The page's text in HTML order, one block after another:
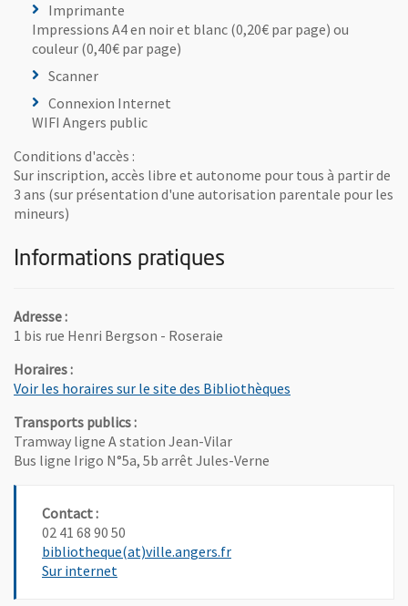
Imprimante
Impressions A4 en noir et blanc (0,20€ par page) ou
couleur (0,40€ par page)
Scanner
Connexion Internet
WIFI Angers public
Conditions d'accès :
Sur inscription, accès libre et autonome pour tous à partir de
3 ans (sur présentation d'une autorisation parentale pour les
mineurs)
Informations pratiques
Adresse :
1 bis rue Henri Bergson - Roseraie
Horaires :
Voir les horaires sur le site des Bibliothèques
Transports publics :
Tramway ligne A station Jean-Vilar
Bus ligne Irigo N°5a, 5b arrêt Jules-Verne
Contact :
02 41 68 90 50
bibliotheque(at)ville.angers.fr, Ouvre une nouvelle fenêtre
Sur internet